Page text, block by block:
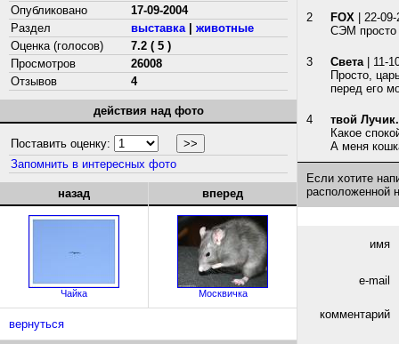
Опубликовано
17-09-2004
Раздел
выставка| животные
Оценка (голосов)
7.2 ( 5 )
Просмотров
26008
Отзывов
4
действия над фото
Поставить оценку:
Запомнить в интересных фото
назад
Чайка
вперед
Москвичка
вернуться
2 FOX | 22-
СЭМ
3 Cвета| 11-
Просто,
перед его
4
твой
Какое
А меня
Если хотите
расположенной
имя
e-mail
комментарий